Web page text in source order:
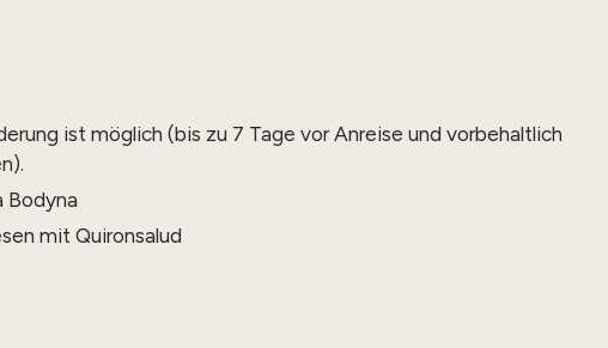
ist möglich (bis zu 7 Tage vor Anreise und vorbehaltlich
Bodyna
mit Quironsalud